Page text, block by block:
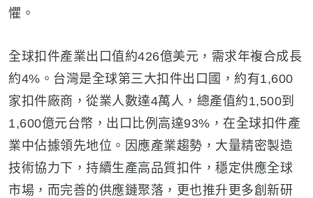
懼。
全球扣件產業出口值約426億美元，需求年複合成長
約4%。台灣是全球第三大扣件出口國，約有1,600
家扣件廠商，從業人數達4萬人，總產值約1,500到
1,600億元台幣，出口比例高達93%，在全球扣件產
業中佔據領先地位。因應產業趨勢，大量精密製造
技術協力下，持續生產高品質扣件，穩定供應全球
市場，而完善的供應鏈聚落，更也推升更多創新研